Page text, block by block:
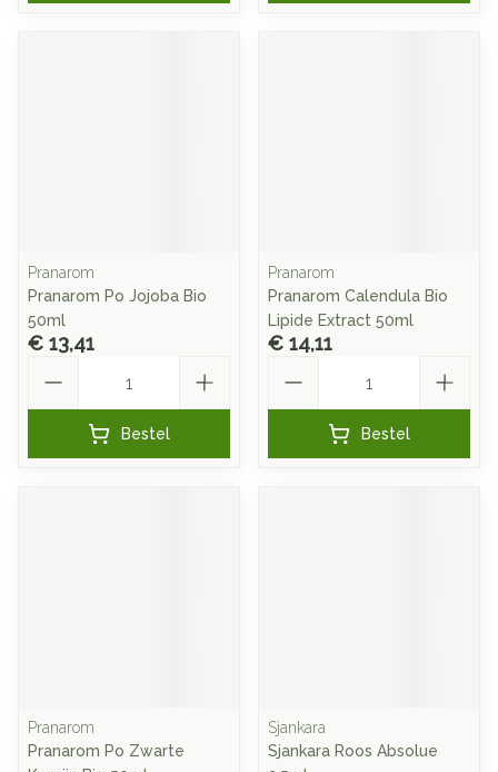
Pranarom
Pranarom Po Jojoba Bio
50ml
€ 13,41
Bestel
Pranarom
Pranarom Calendula Bio
Lipide Extract 50ml
€ 14,11
Bestel
Pranarom
Pranarom Po Zwarte
Sjankara
Sjankara Roos Absolue